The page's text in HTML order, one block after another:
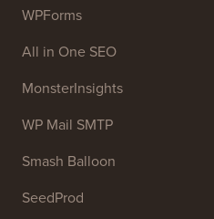
WPForms
All in One SEO
MonsterInsights
WP Mail SMTP
Smash Balloon
SeedProd